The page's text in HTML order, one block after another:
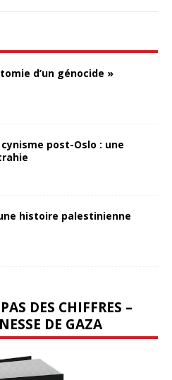
d’un génocide »
post-Oslo : une
histoire palestinienne
DES CHIFFRES –
DE GAZA